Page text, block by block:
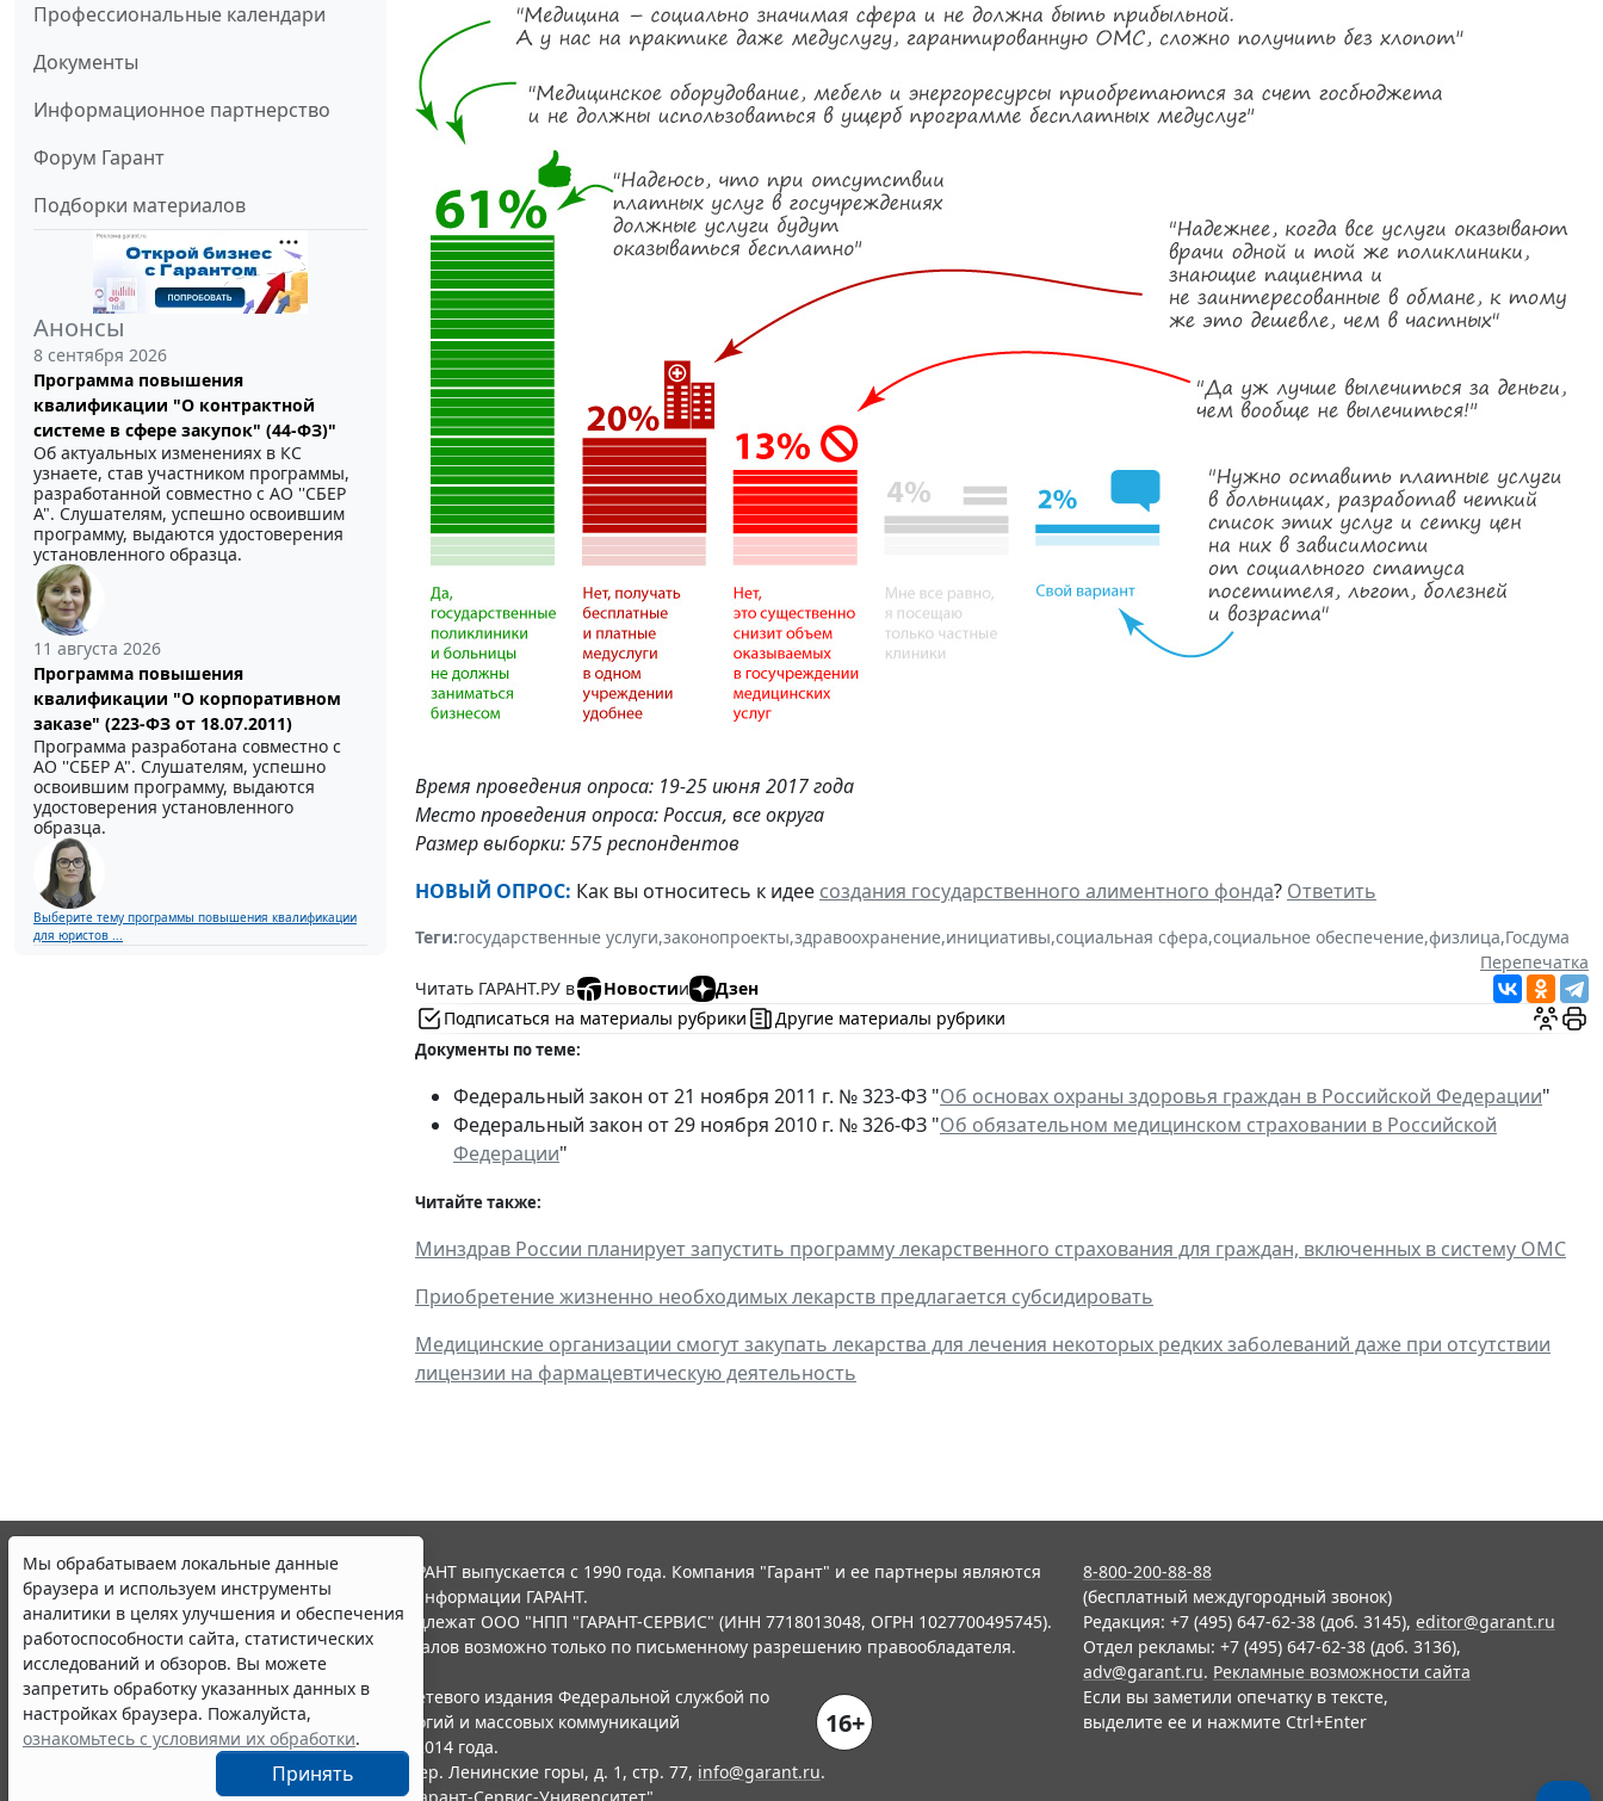
Профессиональные календари
Документы
Информационное партнерство
Форум Гарант
Подборки материалов
Анонсы
8 сентября 2026
Программа повышения
квалификации "О контрактной
системе в сфере закупок" (44-ФЗ)"
Об актуальных изменениях в КС
узнаете, став участником программы,
разработанной совместно с АО ''СБЕР
А". Слушателям, успешно освоившим
программу, выдаются удостоверения
установленного образца.
11 августа 2026
Программа повышения
квалификации "О корпоративном
заказе" (223-ФЗ от 18.07.2011)
Программа разработана совместно с
АО ''СБЕР А". Слушателям, успешно
освоившим программу, выдаются
удостоверения установленного
образца.
Выберите тему программы повышения квалификации
для юристов ...
Время проведения опроса: 19-25 июня 2017года
Место проведения опроса: Россия, все округа
Размер выборки:575респондентов
НОВЫЙ ОПРОС: Как вы относитесь к идее создания государственного алиментного фонда? Ответить
Теги:государственные услуги,законопроекты,здравоохранение,инициативы,социальная сфера,социальное обеспечение,физлица,Госдума
Перепечатка
Читать ГАРАНТ.РУ в
Новостии
Дзен
Подписаться на материалы рубрики
Другие материалы рубрики
Документы по теме:
Федеральный закон от 21 ноября 2011 г. № 323-ФЗ "Об основах охраны здоровья граждан в Российской Федерации"
Федеральный закон от 29 ноября 2010 г. № 326-ФЗ "Об обязательном медицинском страховании в Российской
Федерации"
Читайте также:
Минздрав России планирует запустить программу лекарственного страхования для граждан, включенных в систему ОМС
Приобретение жизненно необходимых лекарств предлагается субсидировать
Медицинские организации смогут закупать лекарства для лечения некоторых редких заболеваний даже при отсутствии
лицензии на фармацевтическую деятельность
Мы обрабатываем локальные данные
браузера и используем инструменты
аналитики в целях улучшения и обеспечения
работоспособности сайта, статистических
исследований и обзоров. Вы можете
запретить обработку указанных данных в
настройках браузера. Пожалуйста,
ознакомьтесь с условиями их обработки.
Принять
© ООО "НПП "ГАРАНТ-СЕРВИС", 2026. Система ГАРАНТ выпускается с 1990 года. Компания "Гарант" и ее партнеры являются
участниками Российской ассоциации правовой информации ГАРАНТ.
Все права на материалы сайта ГАРАНТ.РУ принадлежат ООО "НПП "ГАРАНТ-СЕРВИС" (ИНН 7718013048, ОГРН 1027700495745).
Полное или частичное воспроизведение материалов возможно только по письменному разрешению правообладателя.
Правила использования портала.
Портал ГАРАНТ.РУ зарегистрирован в качестве сетевого издания Федеральной службой по
надзору в сфере связи,информационных технологий и массовых коммуникаций
(Роскомнадзором), Эл № ФС77-58365 от 18 июня 2014 года.
16+
ООО "НПП "ГАРАНТ-СЕРВИС", 119234, г. Москва, тер. Ленинские горы, д. 1, стр. 77, info@garant.ru.
8-800-200-88-88
(бесплатный междугородный звонок)
Редакция: +7 (495) 647-62-38 (доб. 3145), editor@garant.ru
Отдел рекламы: +7 (495) 647-62-38 (доб. 3136),
adv@garant.ru. Рекламные возможности сайта
Если вы заметили опечатку в тексте,
выделите ее и нажмите Ctrl+Enter